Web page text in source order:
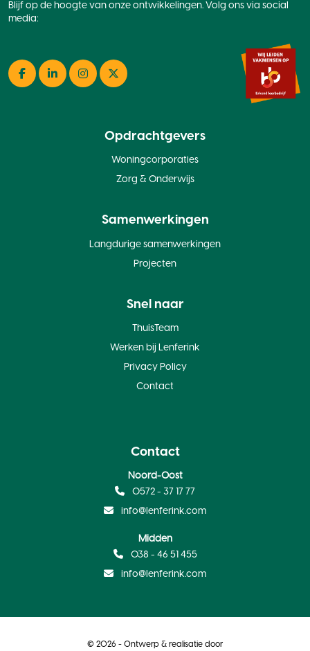
Blijf op de hoogte van onze ontwikkelingen. Volg ons via social
media:
Facebook
LinkedInInstagramTwitter
Opdrachtgevers
Woningcorporaties
Zorg & Onderwijs
Samenwerkingen
Langdurige samenwerkingen
Projecten
Snel naar
ThuisTeam
Werken bij Lenferink
Privacy Policy
Contact
Contact
Noord-Oost
0572 - 37 17 77
info@lenferink.com
Midden
038 - 46 51 455
info@lenferink.com
© 2026 - Ontwerp & realisatie door